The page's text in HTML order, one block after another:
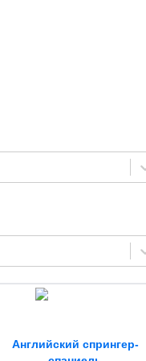
Английский спрингер-